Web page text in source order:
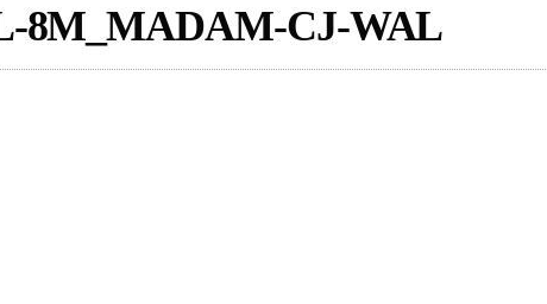
8M_MADAM-CJ-WAL